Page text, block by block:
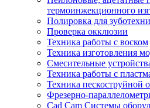
термоинжекционного
Полировка для
Проверка окклюзии
Техника работы с воском
Техника изготовления
Смесительные
Техника работы с
Техника пескоструйной
Фрезерно-
Cad Cam Системы